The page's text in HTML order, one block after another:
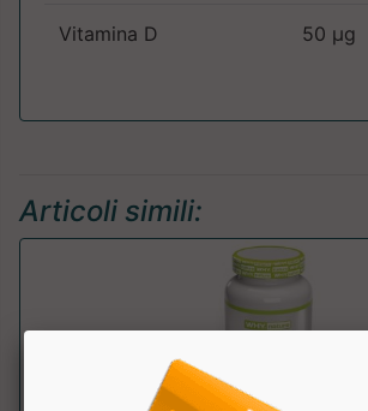
Vitamina D 50 µg
Articoli simili: